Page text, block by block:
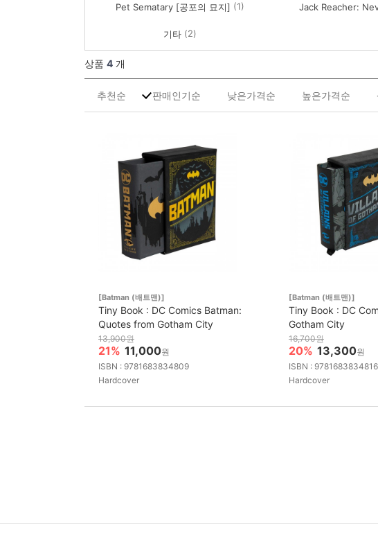
Pet Sematary [공포의 묘지] (1) Jack Reacher:
기타 (2)
상품 4 개
추천순 판매인기순 낮은가격순 높은가격순
[Batman (배트맨)]
Tiny Book : DC Comics Batman:
Quotes from Gotham City
13,900원
21% 11,000원
ISBN : 9781683834809
Hardcover
[Batman (배트맨)]
Tiny Book : DC
Gotham City
16,700원
20% 13,300원
ISBN : 9781683834816
Hardcover